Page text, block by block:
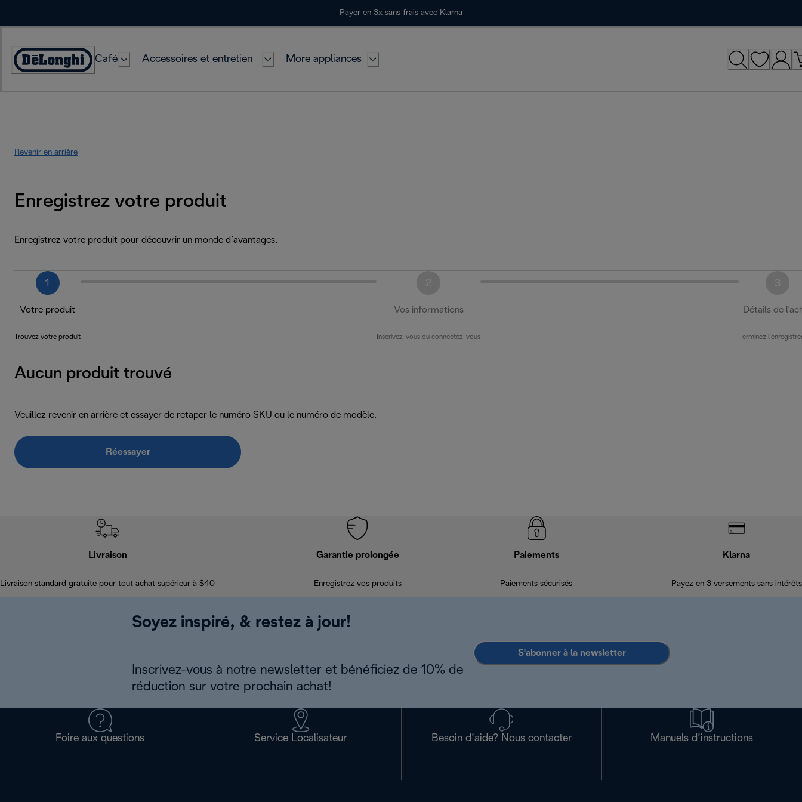
Payer en 3x sans frais avec Klarna
Déclaration
Café Accessoires et entretien More appliances
Revenir en arrière
Enregistrez votre produit
Enregistrez votre produit pour découvrir un monde d’avantages.
1
Votre produit
Trouvez votre produit
Vos informations
Inscrivez-vous ou connectez-vous
Détails de
Terminez
Aucun produit trouvé
Veuillez revenir en arrière et essayer de retaper le numéro SKU ou le numéro de modèle.
Réessayer
Livraison
Livraison standard gratuite pour tout achat supérieur à $40
Garantie prolongée
Enregistrez vos produits
Paiements
Paiements sécurisés
Klarna
Payez en 3 versements sans intérêts
Soyez inspiré, & restez à jour!
Inscrivez-vous à notre newsletter et bénéficiez de 10% de
réduction sur votre prochain achat!
S'abonner à la newsletter
Foire aux questions Service Localisateur Besoin d’aide? Nous contacter Manuels d’instructions